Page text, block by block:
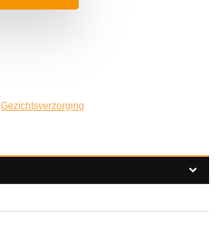
Gezichtsverzorging